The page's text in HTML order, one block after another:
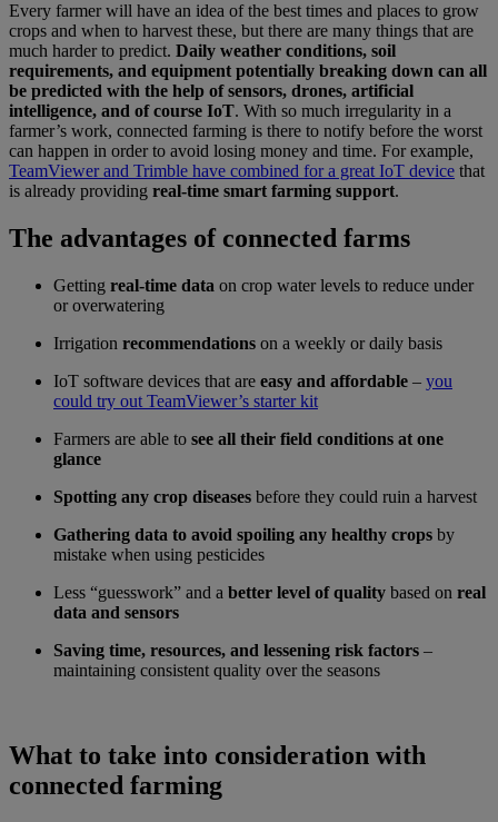
Every farmer will have an idea of the best times and places to grow
crops and when to harvest these, but there are many things that are
much harder to predict. Daily weather conditions, soil
requirements, and equipment potentially breaking down can all
be predicted with the help of sensors, drones, artificial
intelligence, and of course IoT. With so much irregularity in a
farmer’s work, connected farming is there to notify before the worst
can happen in order to avoid losing money and time. For example,
TeamViewer and Trimble have combined for a great IoT device that
is already providing real-time smart farming support.
The advantages of connected farms
Getting real-time data on crop water levels to reduce under
or overwatering
Irrigation recommendations on a weekly or daily basis
IoT software devices that are easy and affordable – you
could try out TeamViewer’s starter kit
Farmers are able to see all their field conditions at one
glance
Spotting any crop diseases before they could ruin a harvest
Gathering data to avoid spoiling any healthy crops by
mistake when using pesticides
Less “guesswork” and a better level of quality based on real
data and sensors
Saving time, resources, and lessening risk factors –
maintaining consistent quality over the seasons
What to take into consideration with
connected farming